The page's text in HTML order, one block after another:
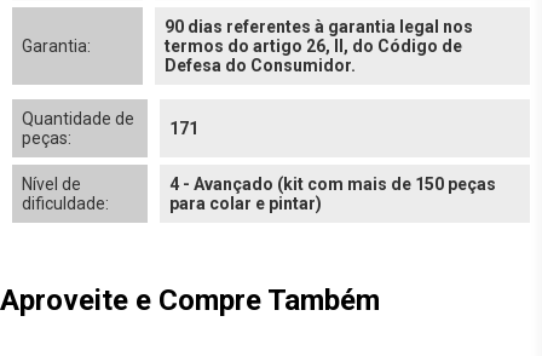
Garantia:
90 dias referentes à garantia legal nos
termos do artigo 26, II, do Código de
Defesa do Consumidor.
Quantidade de
peças:
171
Nível de
dificuldade:
4 - Avançado (kit com mais de 150 peças
para colar e pintar)
Aproveite e Compre Também